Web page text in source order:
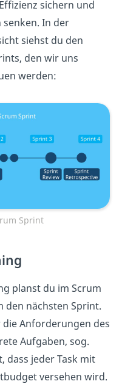
sichern und
In der
siehst du den
den wir uns
werden:
Sprint
planst du im Scrum
den nächsten Sprint.
Anforderungen des
Aufgaben, sog.
dass jeder Task mit
versehen wird.